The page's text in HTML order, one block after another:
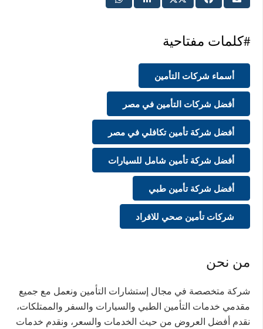
#كلمات مفتاحية
أسماء شركات التأمين
أفضل شركات التأمين في مصر
أفضل شركة تأمين تكافلي في مصر
أفضل شركة تأمين شامل للسيارات
أفضل شركة تأمين طبي
شركات تأمين صحي للافراد
من نحن
شركة متخصصة في مجال إستشارات التأمين ونعمل مع جميع
مقدمي خدمات التأمين الطبي والسيارات والسفر والممتلكات،
نقدم أفضل العروض من حيث الخدمات والسعر، ونقدم خدمات